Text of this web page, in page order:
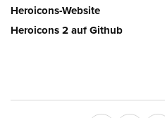
Heroicons-Website
Heroicons 2 auf Github